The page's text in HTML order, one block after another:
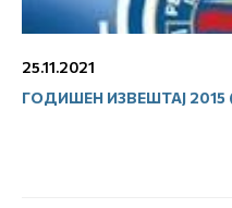
25.11.2021
ГОДИШЕН ИЗВЕШТАЈ 2015